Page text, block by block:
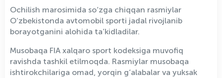
Ochilish marosimida so‘zga chiqqan rasmiylar
O‘zbekistonda avtomobil sporti jadal rivojlanib
borayotganini alohida ta’kidladilar.
Musobaqa FIA xalqaro sport kodeksiga muvofiq
ravishda tashkil etilmoqda. Rasmiylar musobaqa
ishtirokchilariga omad, yorqin g‘alabalar va yuksak